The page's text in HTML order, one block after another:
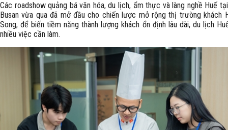
Các roadshow quảng bá văn hóa, du lịch, ẩm thực và làng nghề Huế
Busan vừa qua đã mở đầu cho chiến lược mở rộng thị trường khách
Song, để biến tiềm năng thành lượng khách ổn định lâu dài, du lịch
nhiều việc cần làm.